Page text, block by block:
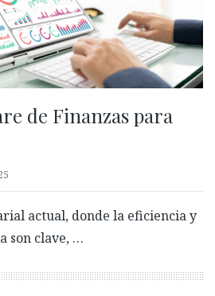
inscripciones escolares
de Finanzas para
actual, donde la eficiencia y
son clave, …